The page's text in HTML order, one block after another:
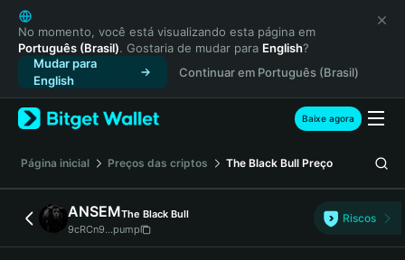
English
日本語
Tiếng Việt
Русский
Español (Latinoamérica)
Türkçe
Français
Deutsch
简体中文
繁體中文
Português (Portugal)
No momento, você está visualizando esta página em
Português (Brasil). Gostaria de mudar para English?
Mudar para
English
Continuar em Português (Brasil)
Baixe agora
Página inicial Preços das criptos The Black Bull Preço
ANSEMThe Black Bull
9cRCn9...pump
Riscos